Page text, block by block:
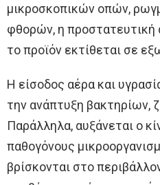
μικροσκοπικών οπών,
φθορών, η προστατευτική
το προϊόν εκτίθεται σε
Η είσοδος αέρα και
την ανάπτυξη βακτηρίων,
Παράλληλα, αυξάνεται ο
παθογόνους
βρίσκονται στο